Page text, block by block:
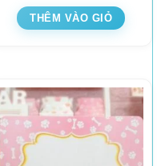
THÊM VÀO GIỎ